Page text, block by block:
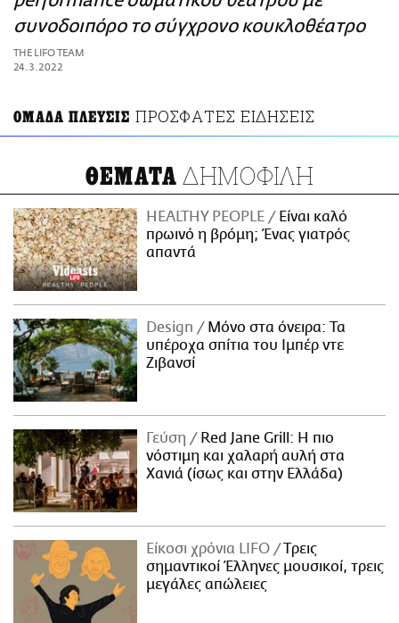
ΑΜΠΑ
PRINT
συνοδοιπόρο το σύγχρονο κουκλοθέατρο
THE LIFO TEAM
24.3.2022
ΟΜΑΔΑ ΠΛΕΥΣΙΣ ΠΡΟΣΦΑΤΕΣ ΕΙΔΗΣΕΙΣ
ΘΕΜΑΤΑ ΔΗΜΟΦΙΛΗ
HEALTHY PEOPLE
Είναι καλό
πρωινό η βρόμη; Ένας γιατρός
απαντά
Design
Μόνο στα όνειρα: Τα
υπέροχα σπίτια του Ιμπέρ ντε
Ζιβανσί
Γεύση
Red Jane Grill: Η πιο
νόστιμη και χαλαρή αυλή στα
Χανιά (ίσως και στην Ελλάδα)
Είκοσι χρόνια LIFO
Tρεις
σημαντικοί Έλληνες μουσικοί, τρεις
μεγάλες απώλειες